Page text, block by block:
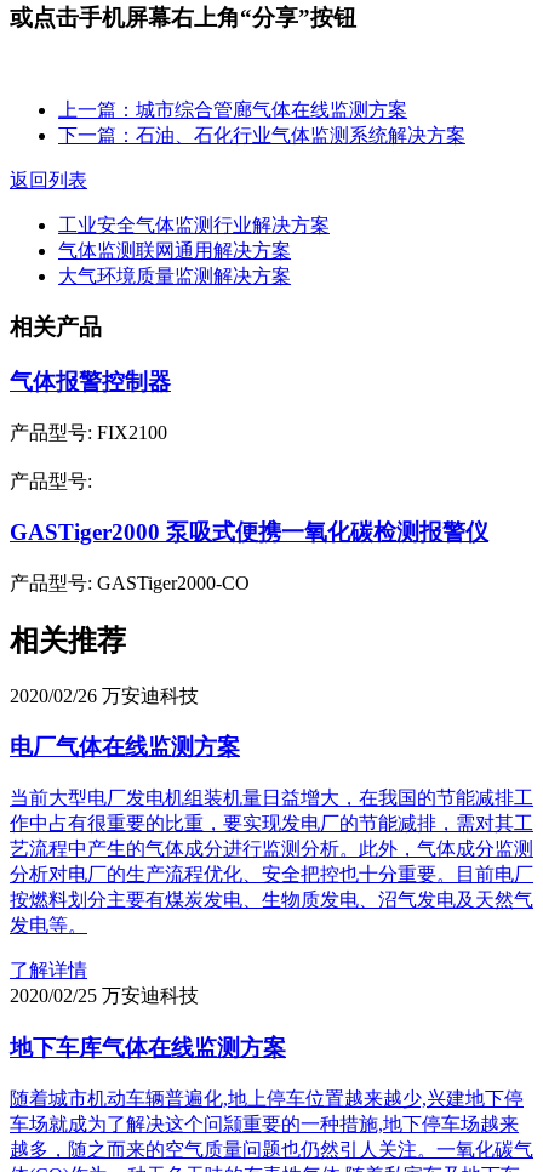
或点击手机屏幕右上角“分享”按钮
上一篇：城市综合管廊气体在线监测方案
下一篇：石油、石化行业气体监测系统解决方案
返回列表
工业安全气体监测行业解决方案
气体监测联网通用解决方案
大气环境质量监测解决方案
相关产品
气体报警控制器
产品型号: FIX2100
产品型号:
GASTiger2000 泵吸式便携一氧化碳检测报警仪
产品型号: GASTiger2000-CO
相关推荐
2020/02/26 万安迪科技
电厂气体在线监测方案
当前大型电厂发电机组装机量日益增大，在我国的节能减排工
作中占有很重要的比重，要实现发电厂的节能减排，需对其工
艺流程中产生的气体成分进行监测分析。此外，气体成分监测
分析对电厂的生产流程优化、安全把控也十分重要。目前电厂
按燃料划分主要有煤炭发电、生物质发电、沼气发电及天然气
发电等。
了解详情
2020/02/25 万安迪科技
地下车库气体在线监测方案
随着城市机动车辆普遍化,地上停车位置越来越少,兴建地下停
车场就成为了解决这个问颕重要的一种措施,地下停车场越来
越多，随之而来的空气质量问题也仍然引人关注。一氧化碳气